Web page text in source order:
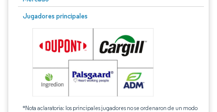
Jugadores principales
*Nota aclaratoria: los principales jugadores no se ordenaron de un modo